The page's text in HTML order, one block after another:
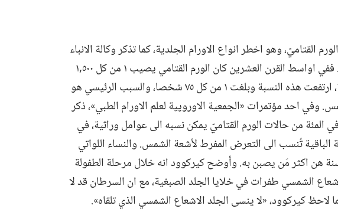
القتاميّ،‏ وهو اخطر انواع الاورام الجلدية،‏ كما تذكر وكالة الانباء
‏.‏
ففي اواسط القرن العشرين كان الورم القتامي يصيب ١ من كل ٥٠٠‏,١
شخص.‏ ولكن بحلول سنة ٢٠٠٠،‏ ارتفعت هذه النسبة وبلغت ١ من كل ٧٥ شخصا،‏ والسبب الرئيسي هو
وفي احد مؤتمرات «الجمعية الاوروپية لعلم الاورام الطبي»،‏ ذكر
الپروفسور ج.‏ كيركوود ان ٤٠ في المئة من حالات الورم القتاميّ يمكن نسبه الى عوامل وراثية،‏ في
الـ‍ ٦٠ في المئة الباقية تُنسب الى التعرض المفرط لأشعة الشمس.‏ والنساء اللواتي
اعمارهن بين ٢٣ و ٥٠ سنة هن اكثر مَن يصبن به.‏ وأوضح كيركوود انه خلال مرحلة الطفولة
الشمسي طفرات في خلايا الجلد الصبغية،‏ مع ان السرطان قد لا
لاحظ كيركوود،‏ «لا ينسى الجلد الاشعاع الشمسي الذي تلقاه».‏